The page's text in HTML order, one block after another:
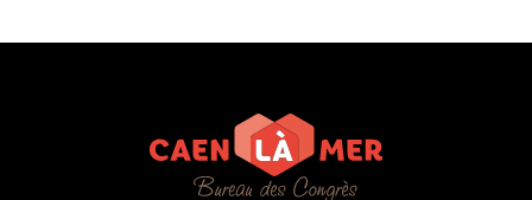
Dimanche
Ouvert de 10h à 18h
Gratuit